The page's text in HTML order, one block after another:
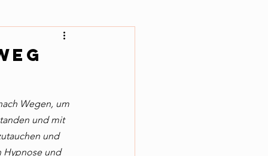
Wegen, um
und mit
und
Hypnose und